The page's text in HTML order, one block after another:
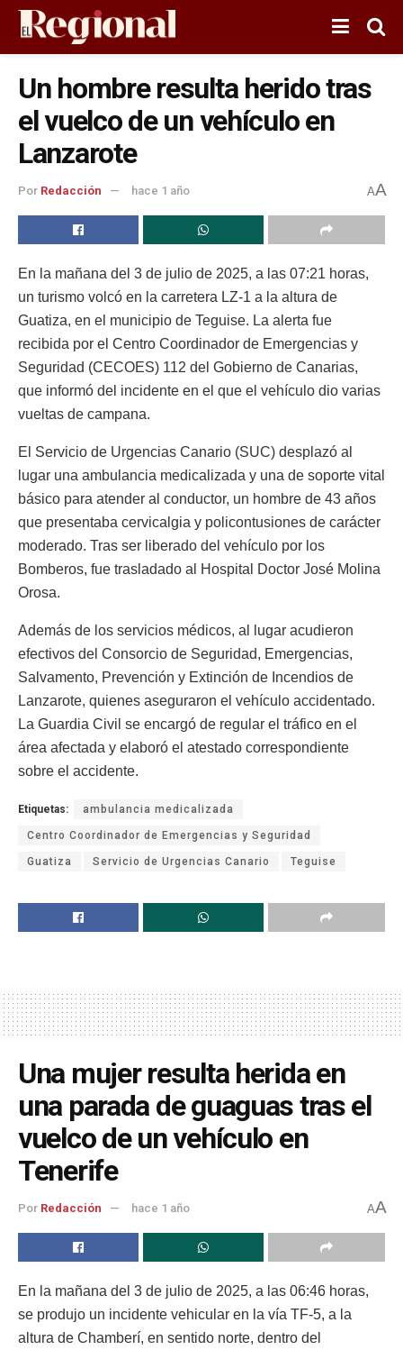
Un hombre resulta herido tras
el vuelco de un vehículo en
Lanzarote
Por Redacción hace 1 año AA
En la mañana del 3 de julio de 2025, a las 07:21 horas,
un turismo volcó en la carretera LZ-1 a la altura de
Guatiza, en el municipio de Teguise. La alerta fue
recibida por el Centro Coordinador de Emergencias y
Seguridad (CECOES) 112 del Gobierno de Canarias,
que informó del incidente en el que el vehículo dio varias
vueltas de campana.
El Servicio de Urgencias Canario (SUC) desplazó al
lugar una ambulancia medicalizada y una de soporte vital
básico para atender al conductor, un hombre de 43 años
que presentaba cervicalgia y policontusiones de carácter
moderado. Tras ser liberado del vehículo por los
Bomberos, fue trasladado al Hospital Doctor José Molina
Orosa.
Además de los servicios médicos, al lugar acudieron
efectivos del Consorcio de Seguridad, Emergencias,
Salvamento, Prevención y Extinción de Incendios de
Lanzarote, quienes aseguraron el vehículo accidentado.
La Guardia Civil se encargó de regular el tráfico en el
área afectada y elaboró el atestado correspondiente
sobre el accidente.
Etiquetas: ambulancia medicalizada
Centro Coordinador de Emergencias y Seguridad
Guatiza Servicio de Urgencias Canario Teguise
Una mujer resulta herida en
una parada de guaguas tras el
vuelco de un vehículo en
Tenerife
Por Redacción hace 1 año AA
En la mañana del 3 de julio de 2025, a las 06:46 horas,
se produjo un incidente vehicular en la vía TF-5, a la
altura de Chamberí, en sentido norte, dentro del